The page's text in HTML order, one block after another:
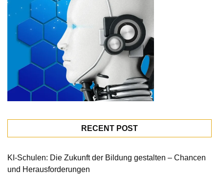
RECENT POST
KI-Schulen: Die Zukunft der Bildung gestalten – Chancen
und Herausforderungen